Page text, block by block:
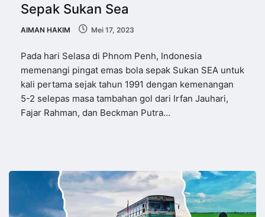
Sepak Sukan Sea
AIMAN HAKIM Mei 17, 2023
Pada hari Selasa di Phnom Penh, Indonesia
memenangi pingat emas bola sepak Sukan SEA untuk
kali pertama sejak tahun 1991 dengan kemenangan
5-2 selepas masa tambahan gol dari Irfan Jauhari,
Fajar Rahman, dan Beckman Putra…